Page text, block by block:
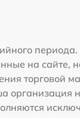
на сайте,
торговой